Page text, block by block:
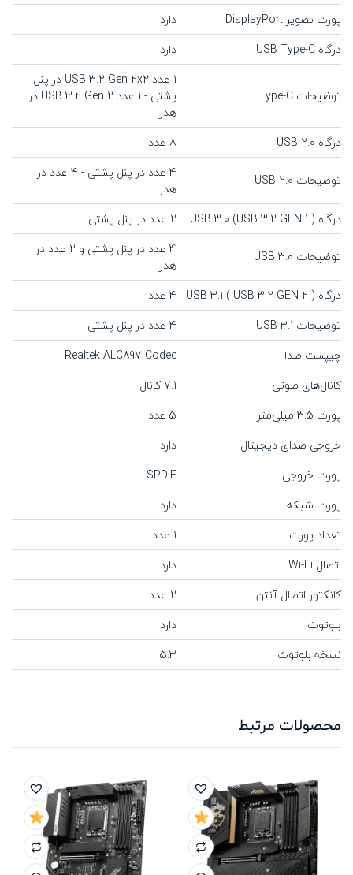
پورت تصویر DisplayPort
دارد
درگاه USB Type-C
دارد
توضیحات Type-C
1 عدد USB 3.2 Gen 2x2 در پنل
پشتی - 1 عدد USB 3.2 Gen 2 در
هدر
درگاه USB 2.0
8 عدد
توضیحات USB 2.0
4 عدد در پنل پشتی - 4 عدد در
هدر
درگاه USB 3.0 (USB 3.2 GEN 1 )
۲ عدد در پنل پشتی
توضیحات USB 3.0
4 عدد در پنل پشتی و 2 عدد در
هدر
درگاه USB 3.1 ( USB 3.2 GEN 2 )
4 عدد
توضیحات USB 3.1
4 عدد در پنل پشتی
چیپست صدا
Realtek ALC897 Codec
کانال‌های صوتی
7.1 کانال
پورت 3.5 میلی‌متر
5 عدد
خروجی صدای دیجیتال
دارد
پورت خروجی
SPDIF
پورت شبکه
دارد
تعداد پورت
1 عدد
اتصال Wi-Fi
دارد
کانکتور اتصال آنتن
2 عدد
بلوتوث
دارد
نسخه بلوتوث
5.3
محصولات مرتبط